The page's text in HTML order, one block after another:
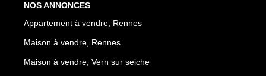
NOS ANNONCES
Appartement à vendre, Rennes
Maison à vendre, Rennes
Maison à vendre, Vern sur seiche